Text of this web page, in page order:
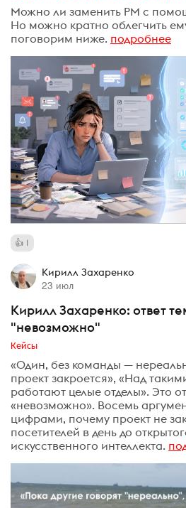
Можно ли заменить PM с
Но можно кратно облегчить
поговорим ниже. подробнее
1
Кирилл Захаренко
23 июл
Кирилл Захаренко: ответ
"невозможно"
Кейсы
«Один, без команды —
проект закроется», «Над
работают целые отделы». Это
«невозможно». Восемь
цифрами, почему проект не
посетителей в день до
искусственного интеллекта.